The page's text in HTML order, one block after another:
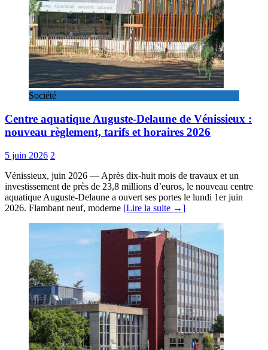
Société
Centre aquatique Auguste-Delaune de Vénissieux :
nouveau règlement, tarifs et horaires 2026
5 juin 2026 2
Vénissieux, juin 2026 — Après dix-huit mois de travaux et un
investissement de près de 23,8 millions d’euros, le nouveau centre
aquatique Auguste-Delaune a ouvert ses portes le lundi 1er juin
2026. Flambant neuf, moderne [Lire la suite →]